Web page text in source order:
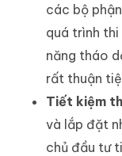
các bộ
quá trình
năng tháo
rất thuận
Tiết kiệm
và lắp đặt
chủ đầu tư